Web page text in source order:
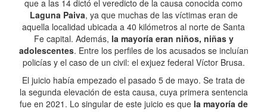
que a las 14 dictó el veredicto de la causa conocida como
Laguna Paiva, ya que muchas de las víctimas eran de
aquella localidad ubicada a 40 kilómetros al norte de Santa
Fe capital. Además, la mayoría eran niños, niñas y
adolescentes. Entre los perfiles de los acusados se incluían
policías y el caso de un civil: el exjuez federal Víctor Brusa.
El juicio había empezado el pasado 5 de mayo. Se trata de
la segunda elevación de esta causa, cuya primera sentencia
fue en 2021. Lo singular de este juicio es quela mayoría de